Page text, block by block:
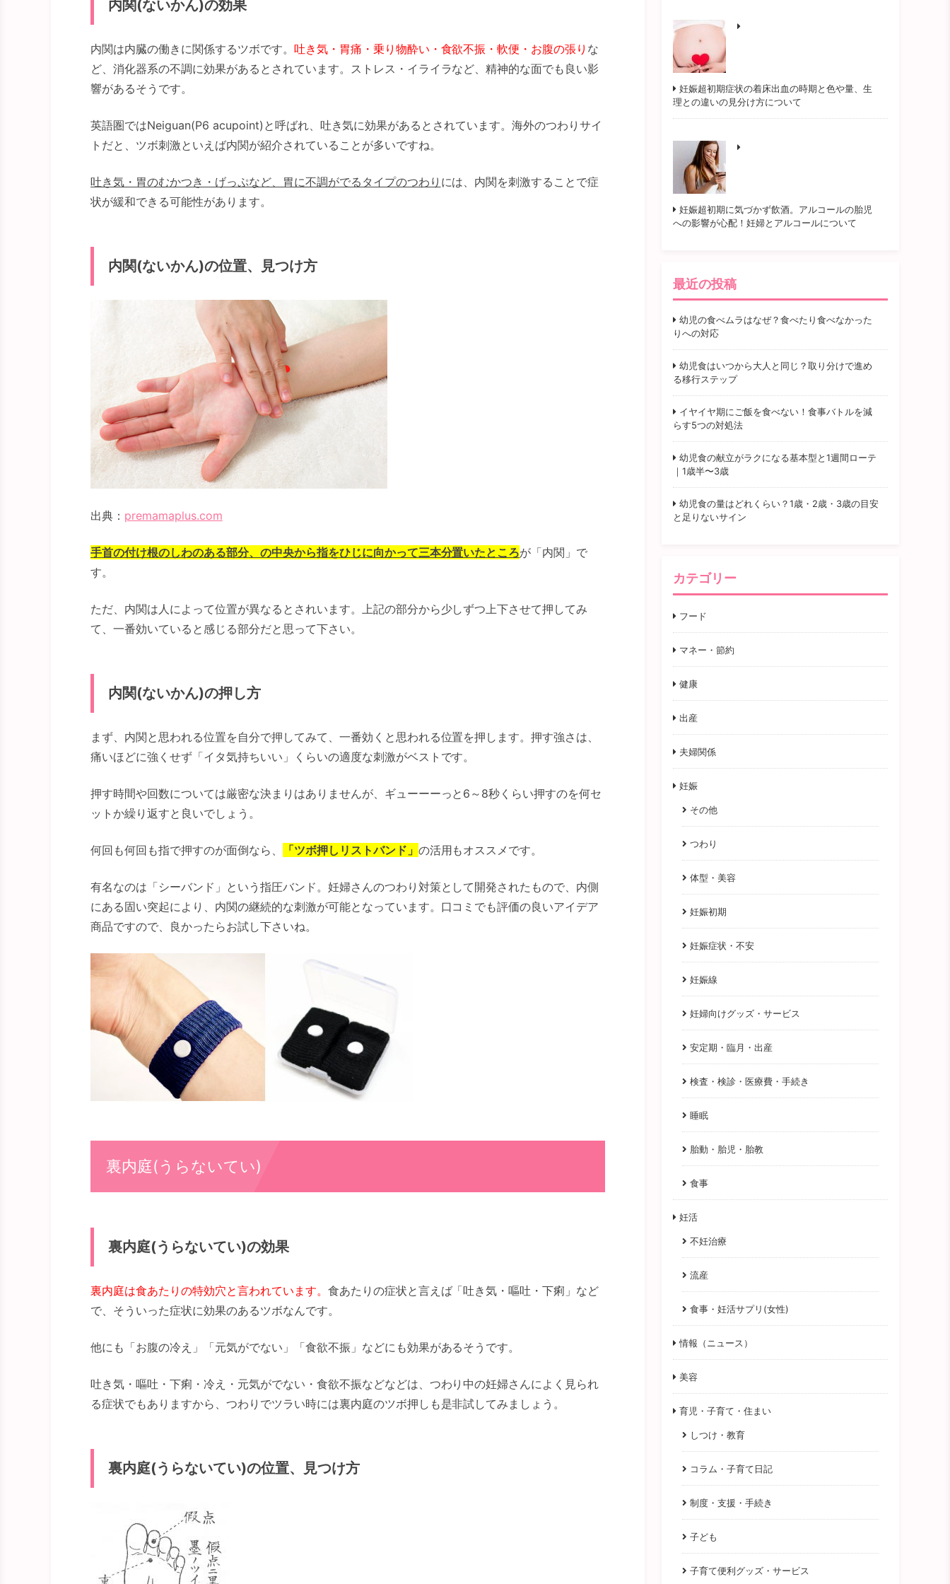
内関(ないかん)の効果
内関は内臓の働きに関係するツボです。 吐き気・胃痛・乗り物酔い・食欲不振・軟便・お腹の張り な
ど、消化器系の不調に効果があるとされています。ストレス・イライラなど、精神的な面でも良い影
響があるそうです。
英語圏ではNeiguan(P6 acupoint)と呼ばれ、吐き気に効果があるとされています。海外のつわりサイ
トだと、ツボ刺激といえば内関が紹介されていることが多いですね。
吐き気・胃のむかつき・げっぷなど、胃に不調がでるタイプのつわり には、内関を刺激することで症
状が緩和できる可能性があります。
内関(ないかん)の位置、見つけ方
出典： premamaplus.com
手首の付け根のしわのある部分、の中央から指をひじに向かって三本分置いたところが「内関」で
す。
ただ、内関は人によって位置が異なるとされいます。上記の部分から少しずつ上下させて押してみ
て、一番効いていると感じる部分だと思って下さい。
内関(ないかん)の押し方
まず、内関と思われる位置を自分で押してみて、一番効くと思われる位置を押します。押す強さは、
痛いほどに強くせず「イタ気持ちいい」くらいの適度な刺激がベストです。
押す時間や回数については厳密な決まりはありませんが、ギューーーっと6～8秒くらい押すのを何セ
ットか繰り返すと良いでしょう。
何回も何回も指で押すのが面倒なら、 「ツボ押しリストバンド」 の活用もオススメです。
有名なのは「シーバンド」という指圧バンド。妊婦さんのつわり対策として開発されたもので、内側
にある固い突起により、内関の継続的な刺激が可能となっています。口コミでも評価の良いアイデア
商品ですので、良かったらお試し下さいね。
裏内庭(うらないてい)
裏内庭(うらないてい)の効果
裏内庭は食あたりの特効穴と言われています。 食あたりの症状と言えば「吐き気・嘔吐・下痢」など
で、そういった症状に効果のあるツボなんです。
他にも「お腹の冷え」「元気がでない」「食欲不振」などにも効果があるそうです。
吐き気・嘔吐・下痢・冷え・元気がでない・食欲不振などなどは、つわり中の妊婦さんによく見られ
る症状でもありますから、つわりでツラい時には裏内庭のツボ押しも是非試してみましょう。
裏内庭(うらないてい)の位置、見つけ方
妊娠超初期症状の着床出血の時期と色や量、生
理との違いの見分け方について
妊娠超初期に気づかず飲酒。アルコールの胎児
への影響が心配！妊婦とアルコールについて
最近の投稿
幼児の食べムラはなぜ？食べたり食べなかった
りへの対応
幼児食はいつから大人と同じ？取り分けで進め
る移行ステップ
イヤイヤ期にご飯を食べない！食事バトルを減
らす5つの対処法
幼児食の献立がラクになる基本型と1週間ローテ
｜1歳半〜3歳
幼児食の量はどれくらい？1歳・2歳・3歳の目安
と足りないサイン
カテゴリー
フード
マネー・節約
健康
出産
夫婦関係
妊娠
その他
つわり
体型・美容
妊娠初期
妊娠症状・不安
妊娠線
妊婦向けグッズ・サービス
安定期・臨月・出産
検査・検診・医療費・手続き
睡眠
胎動・胎児・胎教
食事
妊活
不妊治療
流産
食事・妊活サプリ(女性)
情報（ニュース）
美容
育児・子育て・住まい
しつけ・教育
コラム・子育て日記
制度・支援・手続き
子ども
子育て便利グッズ・サービス